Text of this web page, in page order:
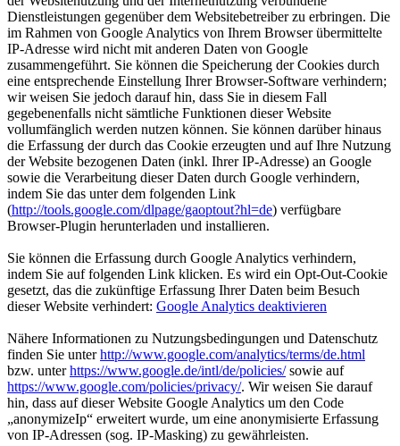
Dienstleistungen gegenüber dem Websitebetreiber zu erbringen. Die
im Rahmen von Google Analytics von Ihrem Browser übermittelte
IP-Adresse wird nicht mit anderen Daten von Google
zusammengeführt. Sie können die Speicherung der Cookies durch
eine entsprechende Einstellung Ihrer Browser-Software verhindern;
wir weisen Sie jedoch darauf hin, dass Sie in diesem Fall
gegebenenfalls nicht sämtliche Funktionen dieser Website
vollumfänglich werden nutzen können. Sie können darüber hinaus
die Erfassung der durch das Cookie erzeugten und auf Ihre Nutzung
der Website bezogenen Daten (inkl. Ihrer IP-Adresse) an Google
sowie die Verarbeitung dieser Daten durch Google verhindern,
indem Sie das unter dem folgenden Link
(http://tools.google.com/dlpage/gaoptout?hl=de) verfügbare
Browser-Plugin herunterladen und installieren.
Sie können die Erfassung durch Google Analytics verhindern,
indem Sie auf folgenden Link klicken. Es wird ein Opt-Out-Cookie
gesetzt, das die zukünftige Erfassung Ihrer Daten beim Besuch
dieser Website verhindert: Google Analytics deaktivieren
Nähere Informationen zu Nutzungsbedingungen und Datenschutz
finden Sie unterhttp://www.google.com/analytics/terms/de.html
bzw. unterhttps://www.google.de/intl/de/policies/sowie auf
https://www.google.com/policies/privacy/. Wir weisen Sie darauf
hin, dass auf dieser Website Google Analytics um den Code
„anonymizeIp“ erweitert wurde, um eine anonymisierte Erfassung
von IP-Adressen (sog. IP-Masking) zu gewährleisten.